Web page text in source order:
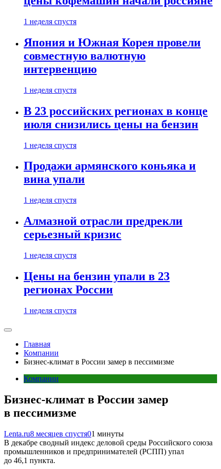
1 неделя спустя
Япония и Южная Корея провели
совместную валютную
интервенцию
1 неделя спустя
В 23 российских регионах в конце
июля снизились цены на бензин
1 неделя спустя
Продажи армянского коньяка и
вина упали
1 неделя спустя
Алмазной отрасли предрекли
серьезный кризис
1 неделя спустя
Цены на бензин упали в 23
регионах России
1 неделя спустя
Главная
Компании
Бизнес-климат в России замер в пессимизме
Компании
Бизнес-климат в России замер
в пессимизме
Lenta.ru8 месяцев спустя01 минуты
В декабре сводный индекс деловой среды Российского союза
промышленников и предпринимателей (РСПП) упал
до 46,1 пункта.